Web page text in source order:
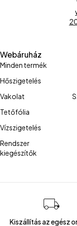
Webáruház
Minden termék
Hőszigetelés
Vakolat
Tetőfólia
Vízszigetelés
Rendszer
kiegészítők
Kiszállítás az egész